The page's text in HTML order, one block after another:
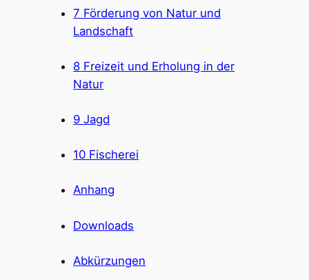
7 Förderung von Natur und
Landschaft
8 Freizeit und Erholung in der
Natur
9 Jagd
10 Fischerei
Anhang
Downloads
Abkürzungen